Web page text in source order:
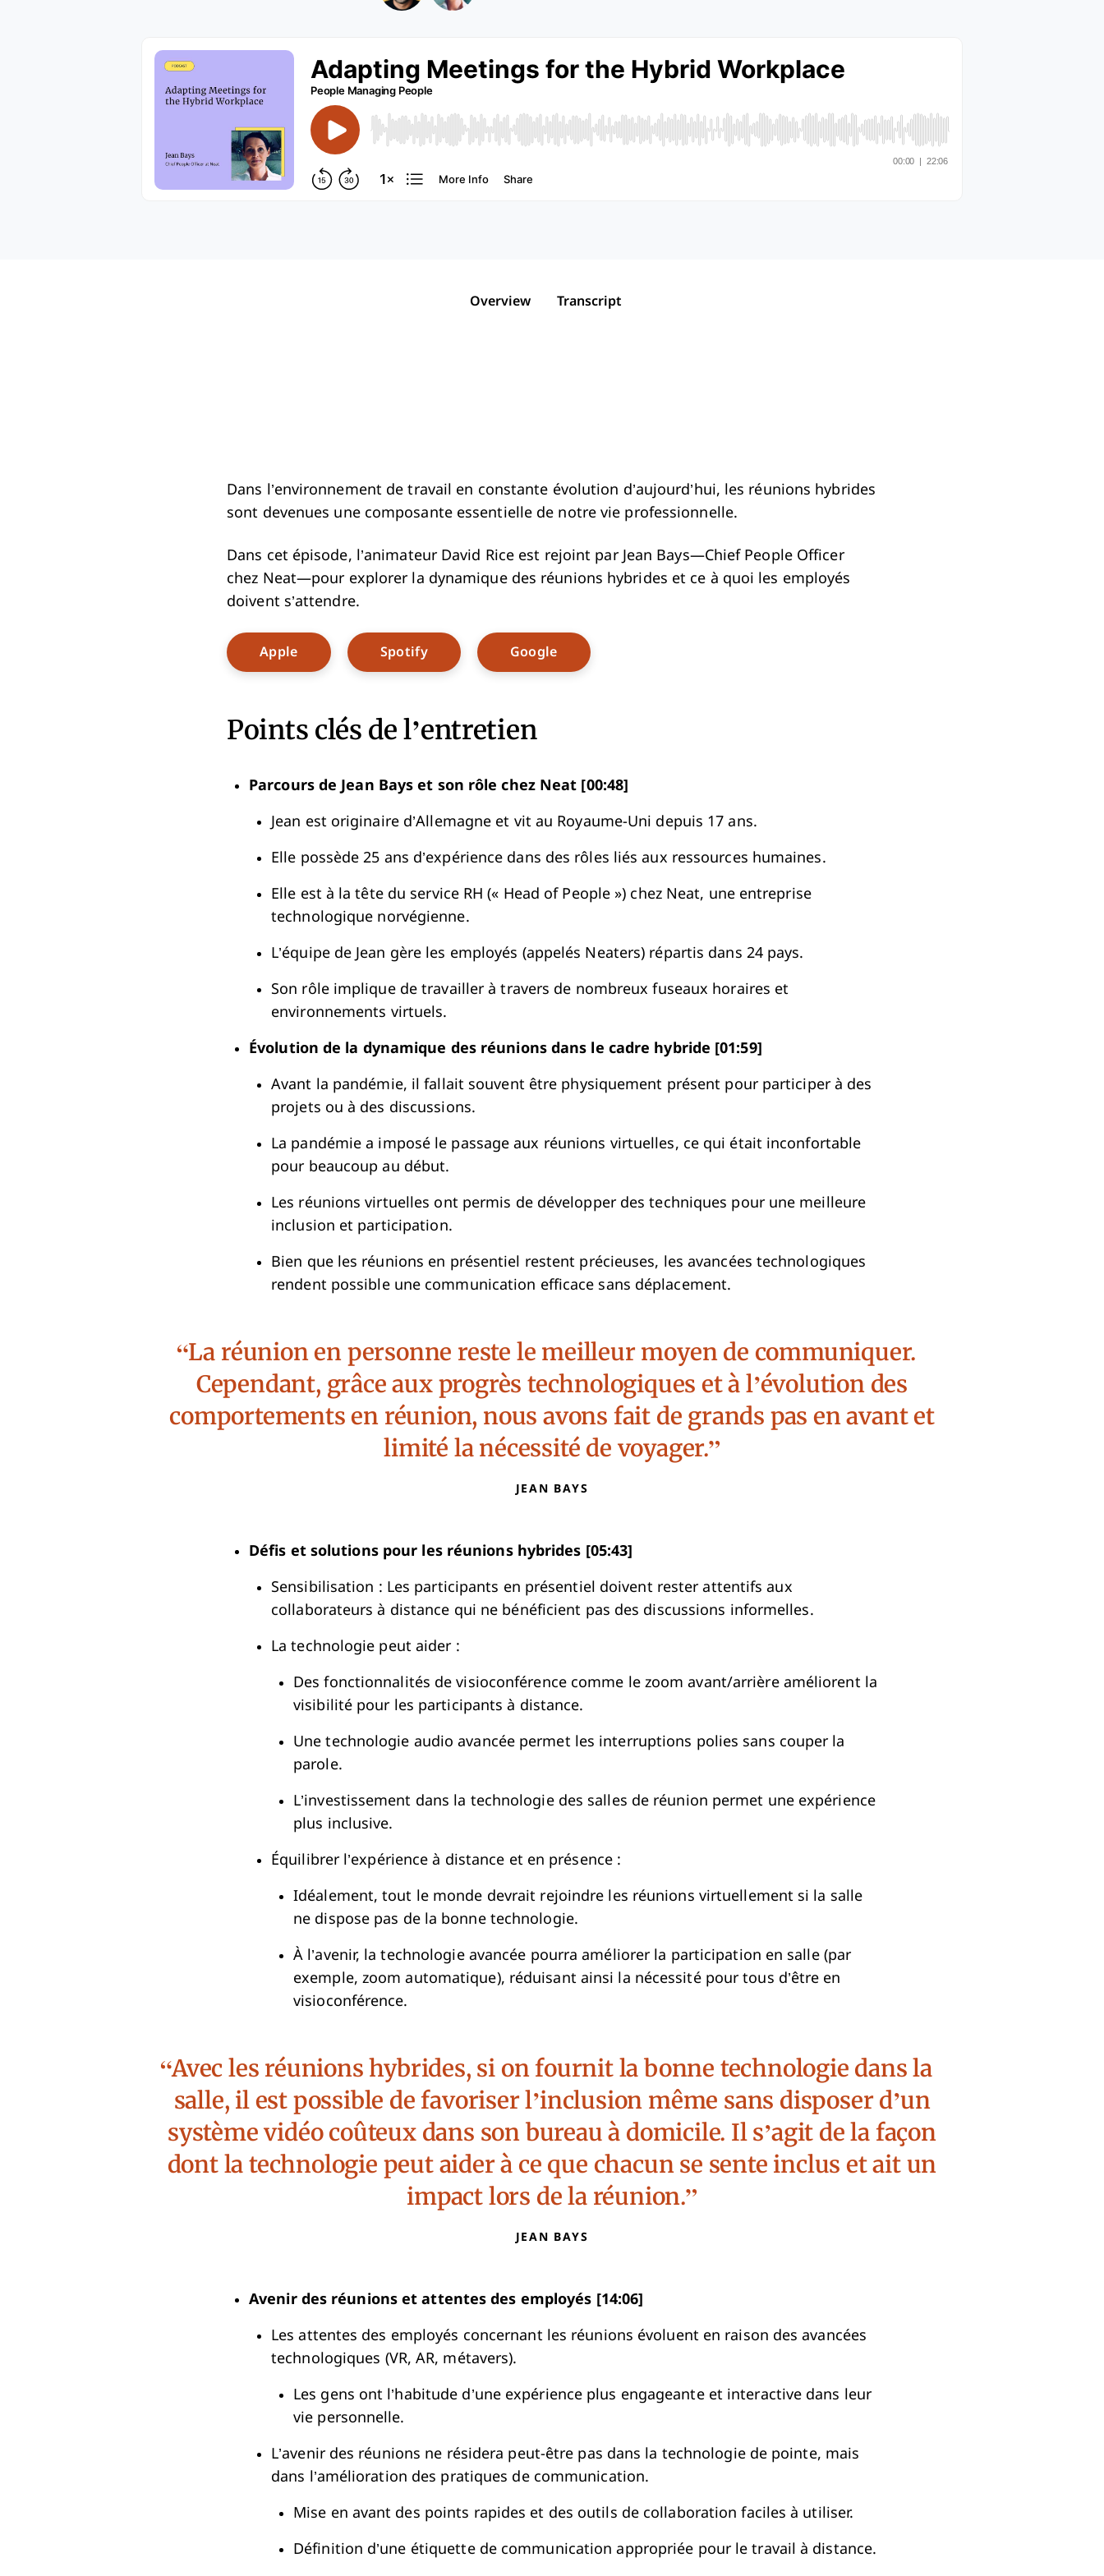
Overview Transcript
Dans l’environnement de travail en constante évolution d’aujourd’hui, les réunions hybrides
sont devenues une composante essentielle de notre vie professionnelle.
Dans cet épisode, l’animateur David Rice est rejoint par Jean Bays—Chief People Officer
chez Neat—pour explorer la dynamique des réunions hybrides et ce à quoi les employés
doivent s’attendre.
AppleOpens New Window
SpotifyOpens New Window
GoogleOpens New Window
Points clés de l’entretien
Parcours de Jean Bays et son rôle chez Neat [00:48]
Jean est originaire d’Allemagne et vit au Royaume-Uni depuis 17 ans.
Elle possède 25 ans d’expérience dans des rôles liés aux ressources humaines.
Elle est à la tête du service RH (« Head of People ») chez Neat, une entreprise
technologique norvégienne.
L’équipe de Jean gère les employés (appelés Neaters) répartis dans 24 pays.
Son rôle implique de travailler à travers de nombreux fuseaux horaires et
environnements virtuels.
Évolution de la dynamique des réunions dans le cadre hybride [01:59]
Avant la pandémie, il fallait souvent être physiquement présent pour participer à des
projets ou à des discussions.
La pandémie a imposé le passage aux réunions virtuelles, ce qui était inconfortable
pour beaucoup au début.
Les réunions virtuelles ont permis de développer des techniques pour une meilleure
inclusion et participation.
Bien que les réunions en présentiel restent précieuses, les avancées technologiques
rendent possible une communication efficace sans déplacement.
La réunion en personne reste le meilleur moyen de communiquer.
Cependant, grâce aux progrès technologiques et à l’évolution des
comportements en réunion, nous avons fait de grands pas en avant et
limité la nécessité de voyager.
JEAN BAYS
Défis et solutions pour les réunions hybrides [05:43]
Sensibilisation : Les participants en présentiel doivent rester attentifs aux
collaborateurs à distance qui ne bénéficient pas des discussions informelles.
La technologie peut aider :
Des fonctionnalités de visioconférence comme le zoom avant/arrière améliorent la
visibilité pour les participants à distance.
Une technologie audio avancée permet les interruptions polies sans couper la
parole.
L’investissement dans la technologie des salles de réunion permet une expérience
plus inclusive.
Équilibrer l’expérience à distance et en présence :
Idéalement, tout le monde devrait rejoindre les réunions virtuellement si la salle
ne dispose pas de la bonne technologie.
À l’avenir, la technologie avancée pourra améliorer la participation en salle (par
exemple, zoom automatique), réduisant ainsi la nécessité pour tous d’être en
visioconférence.
Avec les réunions hybrides, si on fournit la bonne technologie dans la
salle, il est possible de favoriser l’inclusion même sans disposer d’un
système vidéo coûteux dans son bureau à domicile. Il s’agit de la façon
dont la technologie peut aider à ce que chacun se sente inclus et ait un
impact lors de la réunion.
JEAN BAYS
Avenir des réunions et attentes des employés [14:06]
Les attentes des employés concernant les réunions évoluent en raison des avancées
technologiques (VR, AR, métavers).
Les gens ont l’habitude d’une expérience plus engageante et interactive dans leur
vie personnelle.
L’avenir des réunions ne résidera peut-être pas dans la technologie de pointe, mais
dans l’amélioration des pratiques de communication.
Mise en avant des points rapides et des outils de collaboration faciles à utiliser.
Définition d’une étiquette de communication appropriée pour le travail à distance.